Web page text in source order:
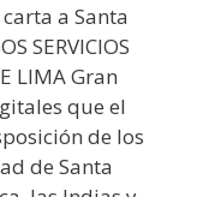
a Santa
SERVICIOS
LIMA Gran
que el
de los
de Santa